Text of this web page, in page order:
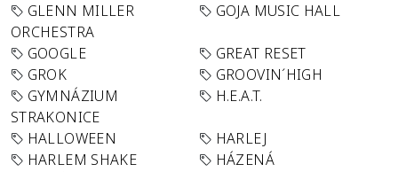
GLENN MILLER
ORCHESTRA
GOJA MUSIC HALL
GOOGLE
GREAT RESET
GROK
GROOVIN´HIGH
GYMNÁZIUM
STRAKONICE
H.E.A.T.
HALLOWEEN
HARLEJ
HARLEM SHAKE
HÁZENÁ